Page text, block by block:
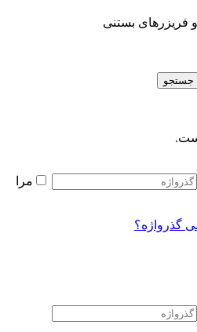
فریزرهای بستنی
جستجو
مرا
گذرواژه؟